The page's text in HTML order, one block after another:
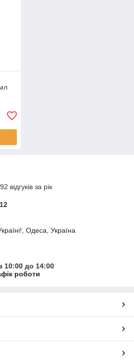
відгуків за рік
Одеса, Україна
10:00 до 14:00
роботи